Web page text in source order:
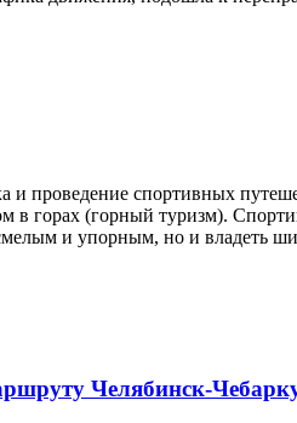
и проведение спортивных
в горах (горный туризм).
и упорным, но и владеть
Челябинск-